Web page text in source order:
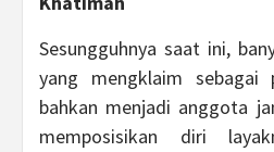
Sesungguhnya saat ini,
yang mengklaim sebagai
bahkan menjadi anggota
memposisikan diri